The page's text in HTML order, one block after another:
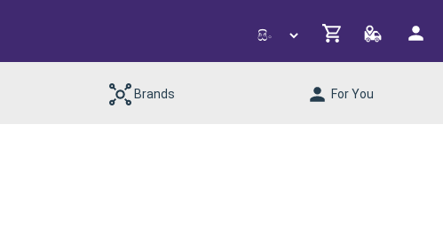
Brands For You